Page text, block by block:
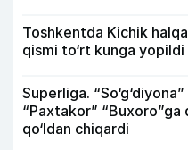
Toshkentda Kichik
qismi to‘rt kunga
Superliga.
“Paxtakor” “Buxoro”ga
qo‘ldan chiqardi